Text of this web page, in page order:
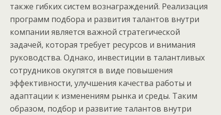
также гибких систем вознаграждений. Реализация
программ подбора и развития талантов внутри
компании является важной стратегической
задачей, которая требует ресурсов и внимания
руководства. Однако, инвестиции в талантливых
сотрудников окупятся в виде повышения
эффективности, улучшения качества работы и
адаптации к изменениям рынка и среды. Таким
образом, подбор и развитие талантов внутри